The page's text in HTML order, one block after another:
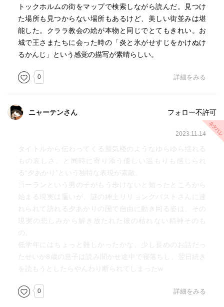
トックホルムの街をマップで検索しながら読んだ。見つけ
た場所も見つからない場所もあるけど、美しい街並みは堪
能した。クララ教会の絵が本物と同じでとてもきれい。お
城で王さまたちに会った時の「炎と氷がせすじをかけぬけ
るかんじ」という感覚の描写が素晴らしい。
0 詳細をみる
ニャーテンさん フォロー不許可
2023.11.14
タイトルから伝わってくる蜃気楼のようなゆらゆら揺れる
もの哀しさ。と同時に寄り添う優しい温もりも感じられ
る“夕あかり”という独特な表現が素敵。
ヨーランという男の子がもう歩けないと知ったところから
始まる現実は重いが、謎の紳士リリョンクバストさんに連
れられて訪れる夕あかりの国で自由に動き回る姿は、その
現実の悲しみから解き放たれた彼の枯れない精神そのも
の。
低学年にはちょっと難しかったかな。少し長めのお話だっ
たせいか8歳の息子は読み聞かせ途中で寝落ちし、翌日続き
を読もうとしたらやんわり断られてしまったw
0 詳細をみる